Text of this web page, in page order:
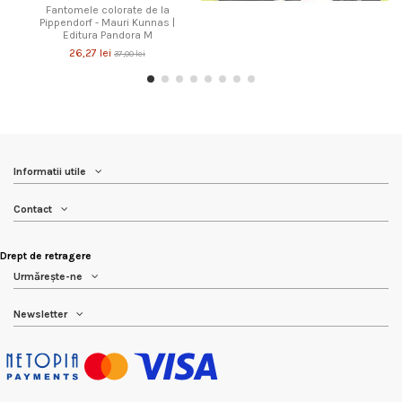
Fantomele colorate de la
Pippendorf - Mauri Kunnas |
Editura Pandora M
26,27 lei 37,00 lei
Informatii utile
Contact
Drept de retragere
Urmărește-ne
Newsletter